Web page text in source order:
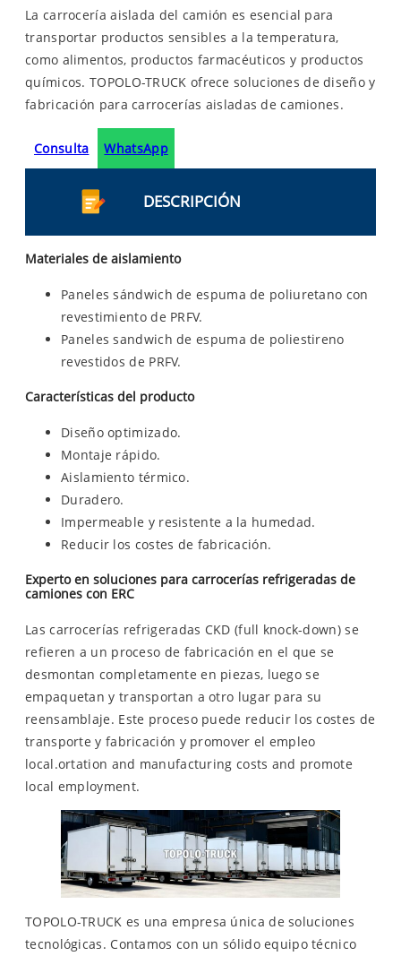
La carrocería aislada del camión es esencial para
transportar productos sensibles a la temperatura,
como alimentos, productos farmacéuticos y productos
químicos. TOPOLO-TRUCK ofrece soluciones de diseño y
fabricación para carrocerías aisladas de camiones.
Consulta WhatsApp
DESCRIPCIÓN
Materiales de aislamiento
Paneles sándwich de espuma de poliuretano con
revestimiento de PRFV.
Paneles sandwich de espuma de poliestireno
revestidos de PRFV.
Características del producto
Diseño optimizado.
Montaje rápido.
Aislamiento térmico.
Duradero.
Impermeable y resistente a la humedad.
Reducir los costes de fabricación.
Experto en soluciones para carrocerías refrigeradas de
camiones con ERC
Las carrocerías refrigeradas CKD (full knock-down) se
refieren a un proceso de fabricación en el que se
desmontan completamente en piezas, luego se
empaquetan y transportan a otro lugar para su
reensamblaje. Este proceso puede reducir los costes de
transporte y fabricación y promover el empleo
local.ortation and manufacturing costs and promote
local employment.
TOPOLO-TRUCK es una empresa única de soluciones
tecnológicas. Contamos con un sólido equipo técnico